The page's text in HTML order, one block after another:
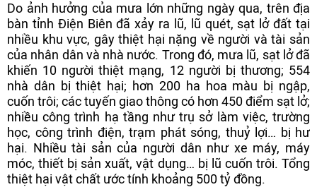
Do ảnh hưởng của mưa lớn những ngày qua, trên địa
bàn tỉnh Điện Biên đã xảy ra lũ, lũ quét, sạt lở đất tại
nhiều khu vực, gây thiệt hại nặng về người và tài sản
của nhân dân và nhà nước. Trong đó, mưa lũ, sạt lở đã
khiến 10 người thiệt mạng, 12 người bị thương; 554
nhà dân bị thiệt hại; hơn 200 ha hoa màu bị ngập,
cuốn trôi; các tuyến giao thông có hơn 450 điểm sạt lở;
nhiều công trình hạ tầng như trụ sở làm việc, trường
học, công trình điện, trạm phát sóng, thuỷ lợi… bị hư
hại. Nhiều tài sản của người dân như xe máy, máy
móc, thiết bị sản xuất, vật dụng… bị lũ cuốn trôi. Tổng
thiệt hại vật chất ước tính khoảng 500 tỷ đồng.